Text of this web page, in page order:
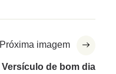
Próxima imagem
Versículo de bom dia